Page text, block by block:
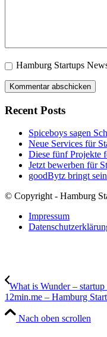
Hamburg Startups
Recent Posts
Spiceboys sagen
Neue Services für
Diese fünf Projekte
Jetzt bewerben für
goodBytz bringt
© Copyright - Hamburg
Impressum
What is Wunder –
12min.me – Hamburg
Nach oben scrollen